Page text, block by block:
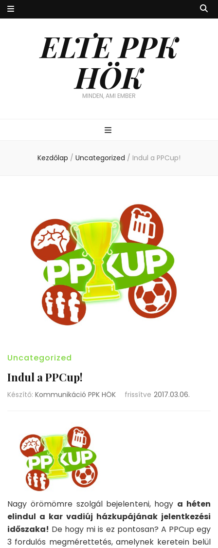
ELTE PPK
HÖK
MINDEN, AMI EMBER
Kezdőlap / Uncategorized / Indul a PPCup!
Uncategorized
Indul a PPCup!
Készítő: Kommunikáció PPK HÖK frissítve 2017.03.06.
Nagy örömömre szolgál bejelenteni, hogy a héten
elindul a kar vadiúj házkupájának jelentkezési
időszaka! De hogy mi is ez pontosan? A PPCup egy
3 fordulós megmérettetés, amelynek keretein belül